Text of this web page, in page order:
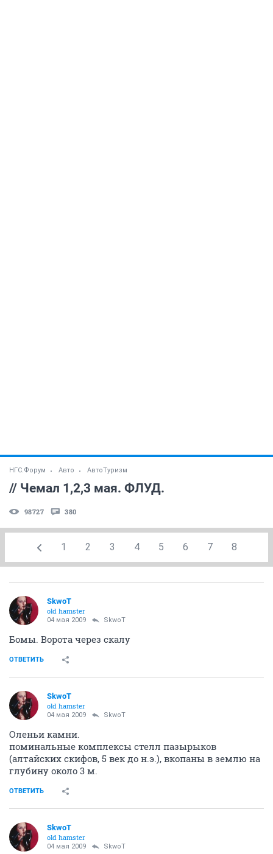
НГС.Форум Авто АвтоТуризм
// Чемал 1,2,3 мая. ФЛУД.
98727 380
1 2 3 4 5 6 7 8
SkwoT
old hamster
04 мая 2009 SkwoT
Бомы. Ворота через скалу
ОТВЕТИТЬ
SkwoT
old hamster
04 мая 2009 SkwoT
Оленьи камни.
поминальные комплексы стелл пазырыков
(алтайских скифов, 5 век до н.э.), вкопаны в землю на
глубину около 3 м.
ОТВЕТИТЬ
SkwoT
old hamster
04 мая 2009 SkwoT